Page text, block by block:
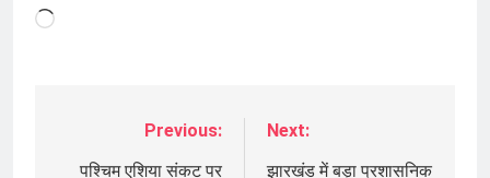
Loading…
Previous:
पश्चिम एशिया संकट पर
Next:
झारखंड में बड़ा प्रशासनिक